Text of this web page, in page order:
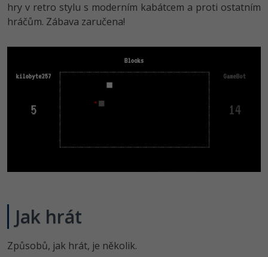
Copywriter
Algoritmy -41%
Pro děti
Více
Fórum
Datová analýza
Digitální gramotnost
HTML/CSS
Photoshop
Příběhy absolventů
Blog
hry v retro stylu s moderním kabátcem a proti ostatním
hráčům. Zábava zaručena!
Jak hrát
Způsobů, jak hrát, je několik.